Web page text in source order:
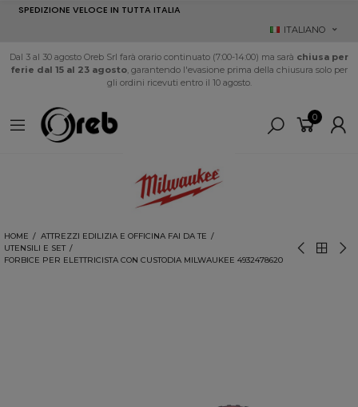
SPEDIZIONE VELOCE IN TUTTA ITALIA
ITALIANO
Dal 3 al 30 agosto Oreb Srl farà orario continuato (7:00-14:00) ma sarà chiusa per
ferie dal 15 al 23 agosto, garantendo l'evasione prima della chiusura solo per
gli ordini ricevuti entro il 10 agosto.
0
HOME
ATTREZZI EDILIZIA E OFFICINA FAI DA TE
UTENSILI E SET
FORBICE PER ELETTRICISTA CON CUSTODIA MILWAUKEE 4932478620